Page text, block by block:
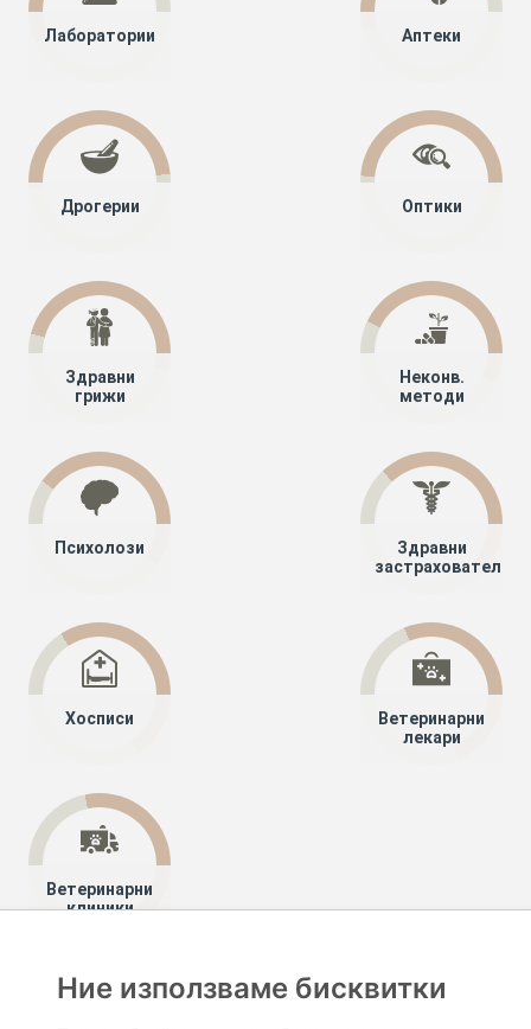
Лаборатории Аптеки
Дрогерии Оптики
Здравни
грижи
Неконв.
методи
Психолози
Здравни
застрахователи
Хосписи
Ветеринарни
лекари
Ветеринарни
клиники
Специалисти
Ние използваме бисквитки